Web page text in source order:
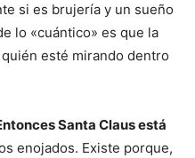
si es brujería y un sueño
lo «cuántico» es que la
esté mirando dentro
Santa Claus está
enojados. Existe porque,